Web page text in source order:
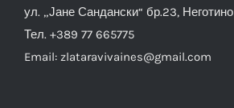
ул. „Јане Сандански“ бр.23, Неготино
Тел. +389 77 665775
Email: zlataravivaines@gmail.com